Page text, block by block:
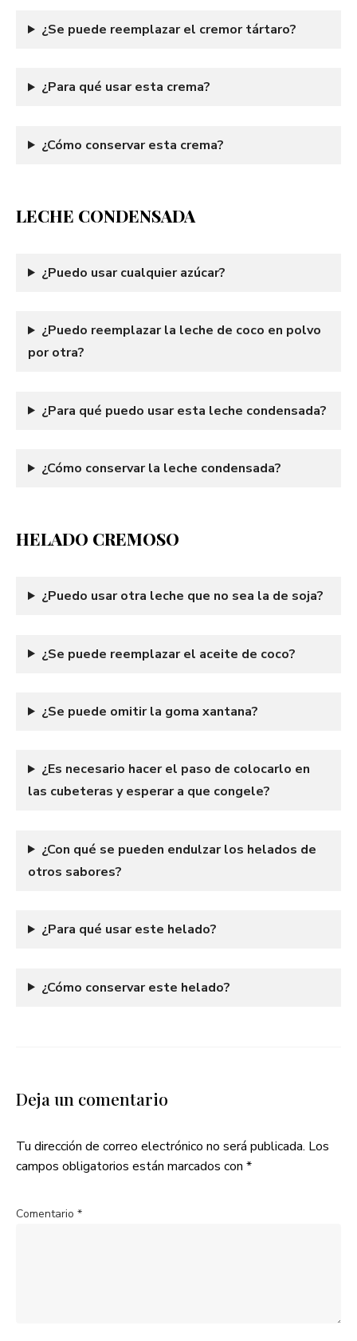
¿Se puede reemplazar el cremor tártaro?
¿Para qué usar esta crema?
¿Cómo conservar esta crema?
LECHE CONDENSADA
¿Puedo usar cualquier azúcar?
¿Puedo reemplazar la leche de coco en polvo
por otra?
¿Para qué puedo usar esta leche condensada?
¿Cómo conservar la leche condensada?
HELADO CREMOSO
¿Puedo usar otra leche que no sea la de soja?
¿Se puede reemplazar el aceite de coco?
¿Se puede omitir la goma xantana?
¿Es necesario hacer el paso de colocarlo en
las cubeteras y esperar a que congele?
¿Con qué se pueden endulzar los helados de
otros sabores?
¿Para qué usar este helado?
¿Cómo conservar este helado?
Deja un comentario
Tu dirección de correo electrónico no será publicada. Los
campos obligatorios están marcados con *
Comentario *